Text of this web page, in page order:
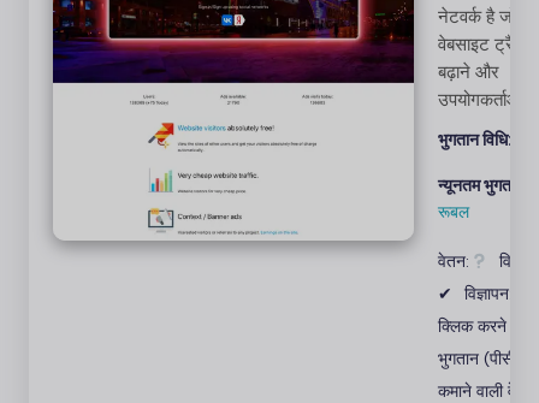
नेटवर्क है जो
वेबसाइट
बढ़ाने और
उपयोगकर्ताओं
राजस्व उत्पन्न
में मदद करता
विज्ञापनदाता
बार चाहें,
और क्लिक
सकते हैं।
भुगतान विधि:
न्यूनतम भुगतान:
रूबल
वेतन:
✔
विज्ञापन:
क्लिक करने के
भुगतान (पीसीटी)
कमाने वाली